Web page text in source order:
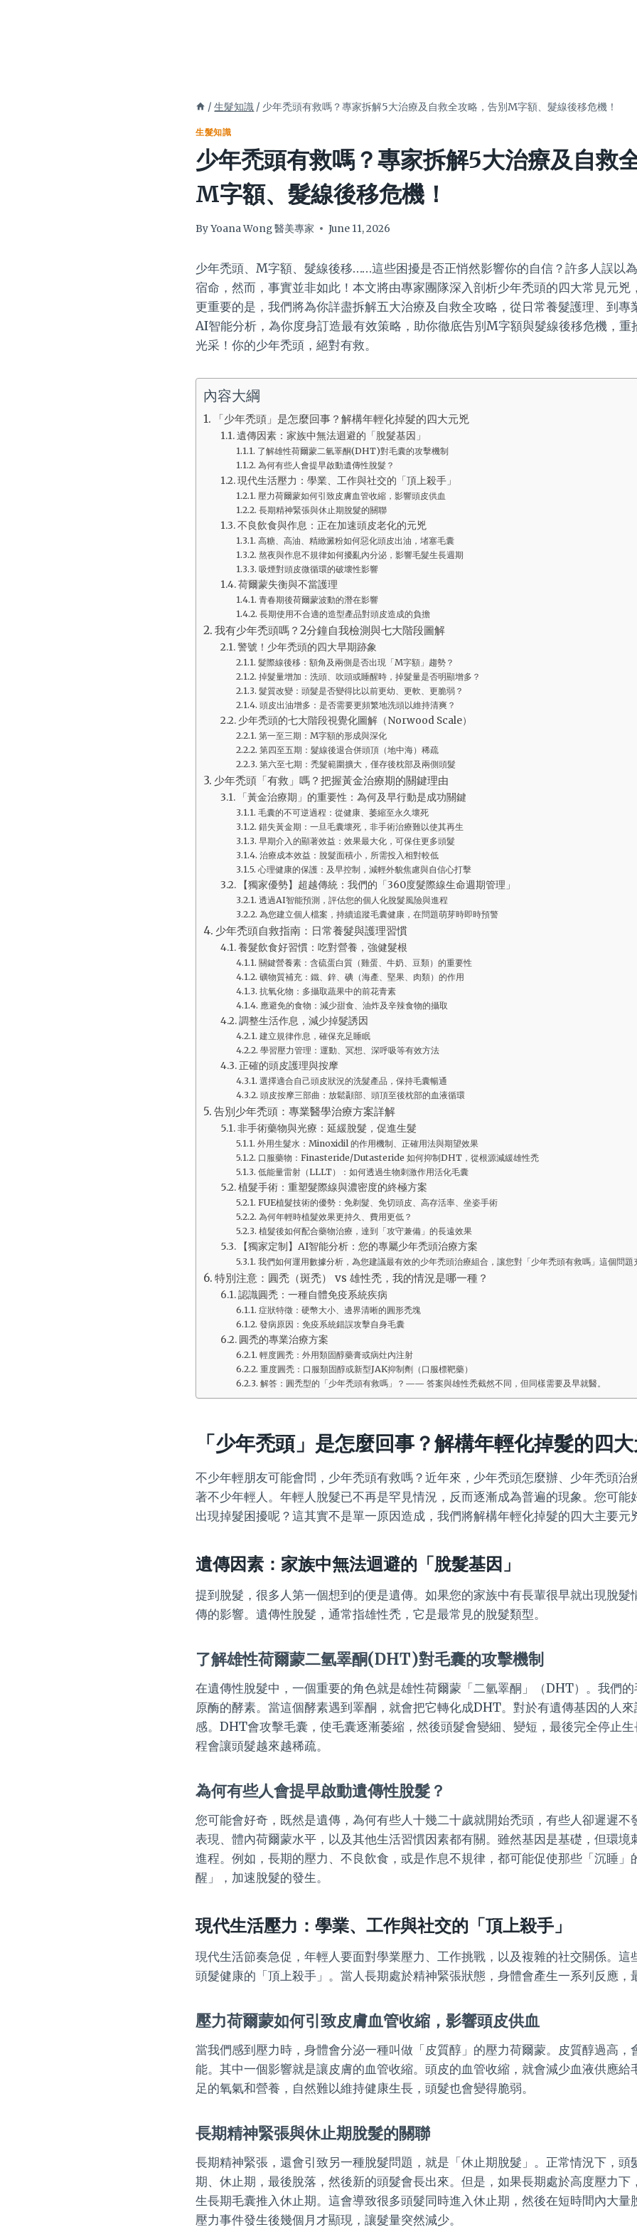
/ 生髮知識 / 少年禿頭有救嗎？專家拆解5大治療及自救全攻略，告別M字額、髮線後移危機！
生髮知識
少年禿頭有救嗎？專家拆解5大治療及自救
M字額、髮線後移危機！
ByYoana Wong 醫美專家 June 11, 2026
少年禿頭、M字額、髮線後移……這些困擾是否正悄然影響你的自信？許多人誤以
宿命，然而，事實並非如此！本文將由專家團隊深入剖析少年禿頭的四大常見元兇
更重要的是，我們將為你詳盡拆解五大治療及自救全攻略，從日常養髮護理、到專
AI智能分析，為你度身訂造最有效策略，助你徹底告別M字額與髮線後移危機，重
光采！你的少年禿頭，絕對有救。
內容大綱
「少年禿頭」是怎麼回事？解構年輕化掉髮的四大元兇
遺傳因素：家族中無法迴避的「脫髮基因」
了解雄性荷爾蒙二氫睪酮(DHT)對毛囊的攻擊機制
為何有些人會提早啟動遺傳性脫髮？
現代生活壓力：學業、工作與社交的「頂上殺手」
壓力荷爾蒙如何引致皮膚血管收縮，影響頭皮供血
長期精神緊張與休止期脫髮的關聯
不良飲食與作息：正在加速頭皮老化的元兇
高糖、高油、精緻澱粉如何惡化頭皮出油，堵塞毛囊
熬夜與作息不規律如何擾亂內分泌，影響毛髮生長週期
吸煙對頭皮微循環的破壞性影響
荷爾蒙失衡與不當護理
青春期後荷爾蒙波動的潛在影響
長期使用不合適的造型產品對頭皮造成的負擔
我有少年禿頭嗎？2分鐘自我檢測與七大階段圖解
警號！少年禿頭的四大早期跡象
髮際線後移：額角及兩側是否出現「M字額」趨勢？
掉髮量增加：洗頭、吹頭或睡醒時，掉髮量是否明顯增多？
髮質改變：頭髮是否變得比以前更幼、更軟、更脆弱？
頭皮出油增多：是否需要更頻繁地洗頭以維持清爽？
少年禿頭的七大階段視覺化圖解（Norwood Scale）
第一至三期：M字額的形成與深化
第四至五期：髮線後退合併頭頂（地中海）稀疏
第六至七期：禿髮範圍擴大，僅存後枕部及兩側頭髮
少年禿頭「有救」嗎？把握黃金治療期的關鍵理由
「黃金治療期」的重要性：為何及早行動是成功關鍵
毛囊的不可逆過程：從健康、萎縮至永久壞死
錯失黃金期：一旦毛囊壞死，非手術治療難以使其再生
早期介入的顯著效益：效果最大化，可保住更多頭髮
治療成本效益：脫髮面積小，所需投入相對較低
心理健康的保護：及早控制，減輕外貌焦慮與自信心打擊
【獨家優勢】超越傳統：我們的「360度髮際線生命週期管理」
透過AI智能預測，評估您的個人化脫髮風險與進程
為您建立個人檔案，持續追蹤毛囊健康，在問題萌芽時即時預警
少年禿頭自救指南：日常養髮與護理習慣
養髮飲食好習慣：吃對營養，強健髮根
關鍵營養素：含硫蛋白質（雞蛋、牛奶、豆類）的重要性
礦物質補充：鐵、鋅、碘（海產、堅果、肉類）的作用
抗氧化物：多攝取蔬果中的前花青素
應避免的食物：減少甜食、油炸及辛辣食物的攝取
調整生活作息，減少掉髮誘因
建立規律作息，確保充足睡眠
學習壓力管理：運動、冥想、深呼吸等有效方法
正確的頭皮護理與按摩
選擇適合自己頭皮狀況的洗髮產品，保持毛囊暢通
頭皮按摩三部曲：放鬆顳部、頭頂至後枕部的血液循環
告別少年禿頭：專業醫學治療方案詳解
非手術藥物與光療：延緩脫髮，促進生髮
外用生髮水：Minoxidil 的作用機制、正確用法與期望效果
口服藥物：Finasteride/Dutasteride 如何抑制DHT，從根源減緩雄性禿
低能量雷射（LLLT）：如何透過生物刺激作用活化毛囊
植髮手術：重塑髮際線與濃密度的終極方案
FUE植髮技術的優勢：免剃髮、免切頭皮、高存活率、坐姿手術
為何年輕時植髮效果更持久、費用更低？
植髮後如何配合藥物治療，達到「攻守兼備」的長遠效果
【獨家定制】AI智能分析：您的專屬少年禿頭治療方案
我們如何運用數據分析，為您建議最有效的少年禿頭治療組合，讓您對「少年禿頭有救嗎」這個問題
特別注意：圓禿（斑禿） vs 雄性禿，我的情況是哪一種？
認識圓禿：一種自體免疫系統疾病
症狀特徵：硬幣大小、邊界清晰的圓形禿塊
發病原因：免疫系統錯誤攻擊自身毛囊
圓禿的專業治療方案
輕度圓禿：外用類固醇藥膏或病灶內注射
重度圓禿：口服類固醇或新型JAK抑制劑（口服標靶藥）
解答：圓禿型的「少年禿頭有救嗎」？—— 答案與雄性禿截然不同，但同樣需要及早就醫。
「少年禿頭」是怎麼回事？解構年輕化掉髮的四
不少年輕朋友可能會問，少年禿頭有救嗎？近年來，少年禿頭怎麼辦、少年禿頭治
著不少年輕人。年輕人脫髮已不再是罕見情況，反而逐漸成為普遍的現象。您可能
出現掉髮困擾呢？這其實不是單一原因造成，我們將解構年輕化掉髮的四大主要元
遺傳因素：家族中無法迴避的「脫髮基因」
提到脫髮，很多人第一個想到的便是遺傳。如果您的家族中有長輩很早就出現脫髮
傳的影響。遺傳性脫髮，通常指雄性禿，它是最常見的脫髮類型。
了解雄性荷爾蒙二氫睪酮(DHT)對毛囊的攻擊機制
在遺傳性脫髮中，一個重要的角色就是雄性荷爾蒙「二氫睪酮」（DHT）。我們
原酶的酵素。當這個酵素遇到睪酮，就會把它轉化成DHT。對於有遺傳基因的人
感。DHT會攻擊毛囊，使毛囊逐漸萎縮，然後頭髮會變細、變短，最後完全停止
程會讓頭髮越來越稀疏。
為何有些人會提早啟動遺傳性脫髮？
您可能會好奇，既然是遺傳，為何有些人十幾二十歲就開始禿頭，有些人卻遲遲不
表現、體內荷爾蒙水平，以及其他生活習慣因素都有關。雖然基因是基礎，但環境
進程。例如，長期的壓力、不良飲食，或是作息不規律，都可能促使那些「沉睡」
醒」，加速脫髮的發生。
現代生活壓力：學業、工作與社交的「頂上殺手」
現代生活節奏急促，年輕人要面對學業壓力、工作挑戰，以及複雜的社交關係。這
頭髮健康的「頂上殺手」。當人長期處於精神緊張狀態，身體會產生一系列反應，
壓力荷爾蒙如何引致皮膚血管收縮，影響頭皮供血
當我們感到壓力時，身體會分泌一種叫做「皮質醇」的壓力荷爾蒙。皮質醇過高，
能。其中一個影響就是讓皮膚的血管收縮。頭皮的血管收縮，就會減少血液供應給
足的氧氣和營養，自然難以維持健康生長，頭髮也會變得脆弱。
長期精神緊張與休止期脫髮的關聯
長期精神緊張，還會引致另一種脫髮問題，就是「休止期脫髮」。正常情況下，頭
期、休止期，最後脫落，然後新的頭髮會長出來。但是，如果長期處於高度壓力下
生長期毛囊推入休止期。這會導致很多頭髮同時進入休止期，然後在短時間內大量
壓力事件發生後幾個月才顯現，讓髮量突然減少。